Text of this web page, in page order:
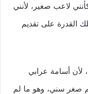
لاعب صغير، لأنني
القدرة على تقديم
لأن أسامة عرابي
صغر سني، وهو ما لم